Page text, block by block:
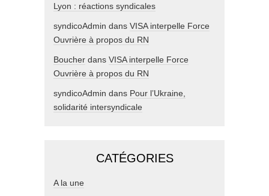
Lyon : réactions syndicales
syndicoAdmin dans VISA interpelle Force
Ouvrière à propos du RN
Boucher dans VISA interpelle Force
Ouvrière à propos du RN
syndicoAdmin dans Pour l’Ukraine,
solidarité intersyndicale
CATÉGORIES
A la une